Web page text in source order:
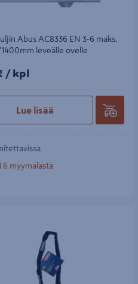
Abus AC8336 EN 3-6 maks.
leveälle ovelle
kpl
/ kpl
Lue lisää
6 myymälästä